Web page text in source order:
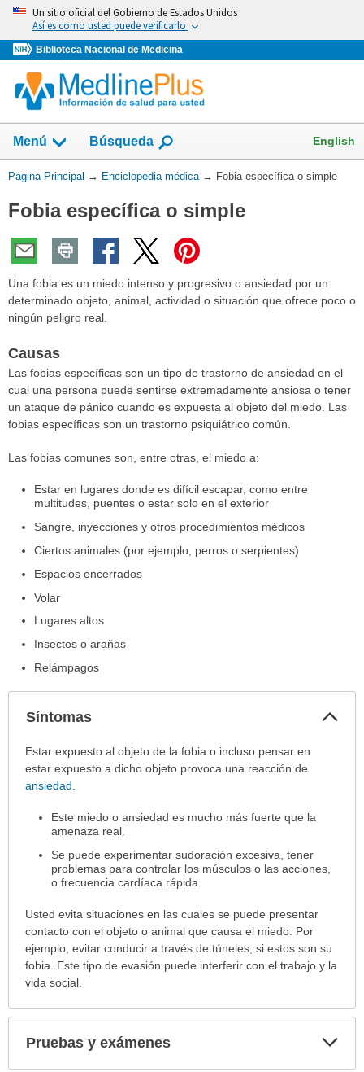
Omita
vaya
al
Contenido
Un sitio oficial del Gobierno de Estados Unidos
Así es como usted puede verificarlo
Biblioteca Nacional de Medicina
Menú Búsqueda English
Usted
aquí:
Página Principal → Enciclopedia médica → Fobia específica o simple
Fobia específica o simple
Una fobia es un miedo intenso y progresivo o ansiedad por un
determinado objeto, animal, actividad o situación que ofrece poco o
ningún peligro real.
Causas
Las fobias específicas son un tipo de trastorno de ansiedad en el
cual una persona puede sentirse extremadamente ansiosa o tener
un ataque de pánico cuando es expuesta al objeto del miedo. Las
fobias específicas son un trastorno psiquiátrico común.
Las fobias comunes son, entre otras, el miedo a:
Estar en lugares donde es difícil escapar, como entre
multitudes, puentes o estar solo en el exterior
Sangre, inyecciones y otros procedimientos médicos
Ciertos animales (por ejemplo, perros o serpientes)
Espacios encerrados
Volar
Lugares altos
Insectos o arañas
Relámpagos
Síntomas
Síntomas
sido
Estar expuesto al objeto de la fobia o incluso pensar en
estar expuesto a dicho objeto provoca una reacción de
ansiedad.
Este miedo o ansiedad es mucho más fuerte que la
amenaza real.
Se puede experimentar sudoración excesiva, tener
problemas para controlar los músculos o las acciones,
o frecuencia cardíaca rápida.
Usted evita situaciones en las cuales se puede presentar
contacto con el objeto o animal que causa el miedo. Por
ejemplo, evitar conducir a través de túneles, si estos son su
fobia. Este tipo de evasión puede interferir con el trabajo y la
vida social.
Pruebas y exámenes